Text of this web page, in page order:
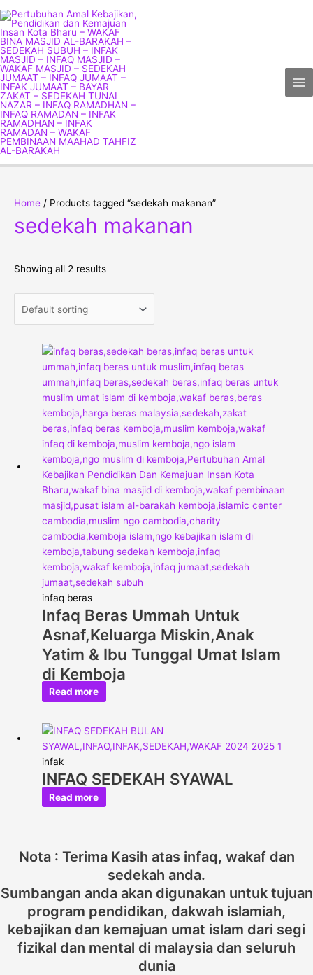
to
content
Home / Products tagged “sedekah makanan”
sedekah makanan
Showing all 2 results
infaq beras
Infaq Beras Ummah Untuk
Asnaf,Keluarga Miskin,Anak
Yatim & Ibu Tunggal Umat Islam
di Kemboja
Read more
infak
INFAQ SEDEKAH SYAWAL
Read more
Nota : Terima Kasih atas infaq, wakaf dan
sedekah anda.
Sumbangan anda akan digunakan untuk tujuan
program pendidikan, dakwah islamiah,
kebajikan dan kemajuan umat islam dari segi
fizikal dan mental di malaysia dan seluruh
dunia